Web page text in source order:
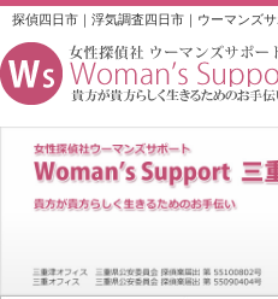
探偵四日市｜浮気調査四日市｜ウーマンズサ